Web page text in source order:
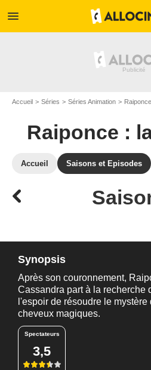
menu
Accueil Séries Séries Animation
Raiponce :
Accueil Saisons et Episodes
Synopsis
Après son couronnement,
Cassandra part à la recherche
l'espoir de résoudre le
cheveux magiques.
Spectateurs
3,5